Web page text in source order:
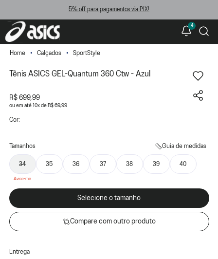
5% off para pagamentos via PIX!
4
Calçados SportStyle
Tênis ASICS GEL-Quantum 360 Ctw - Azul
R$ 699,99
ou 10xde R$ 69,99
Cor:
Tamanhos Guia de medidas
34 35 36 37 38 39 40
Selecione o tamanho
Compare com outro produto
Entrega